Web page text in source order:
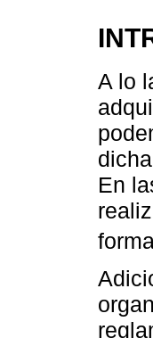
A lo
En